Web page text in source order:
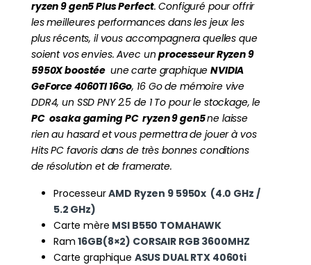
ryzen 9 gen5 Plus Perfect. Configuré pour offrir
les meilleures performances dans les jeux les
plus récents, il vous accompagnera quelles que
soient vos envies. Avec unprocesseur Ryzen 9
5950X boostée une carte graphiqueNVIDIA
GeForce 4060TI 16Go, 16 Go de mémoire vive
DDR4, un SSD PNY 2.5 de 1 To pour le stockage, le
PC osaka gaming PC ryzen 9 gen5ne laisse
rien au hasard et vous permettra de jouer à vos
Hits PC favoris dans de très bonnes conditions
de résolution et de framerate.
ProcesseurAMD Ryzen 9 5950x (4.0 GHz /
5.2 GHz)
Carte mère MSI B550 TOMAHAWK
Ram16GB(8×2) CORSAIR RGB 3600MHZ
Carte graphique ASUS DUAL RTX 4060ti